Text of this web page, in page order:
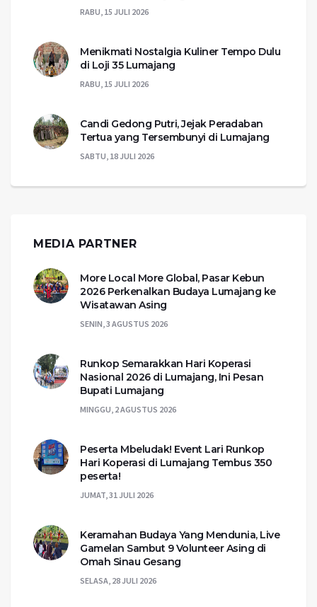
RABU, 15 JULI 2026
Menikmati Nostalgia Kuliner Tempo Dulu
di Loji 35 Lumajang
RABU, 15 JULI 2026
Candi Gedong Putri, Jejak Peradaban
Tertua yang Tersembunyi di Lumajang
SABTU, 18 JULI 2026
MEDIA PARTNER
More Local More Global, Pasar Kebun
2026 Perkenalkan Budaya Lumajang ke
Wisatawan Asing
SENIN, 3 AGUSTUS 2026
Runkop Semarakkan Hari Koperasi
Nasional 2026 di Lumajang, Ini Pesan
Bupati Lumajang
MINGGU, 2 AGUSTUS 2026
Peserta Mbeludak! Event Lari Runkop
Hari Koperasi di Lumajang Tembus 350
peserta!
JUMAT, 31 JULI 2026
Keramahan Budaya Yang Mendunia, Live
Gamelan Sambut 9 Volunteer Asing di
Omah Sinau Gesang
SELASA, 28 JULI 2026